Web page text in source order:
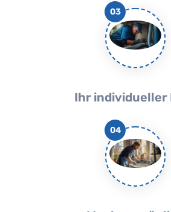
03
Ihr individueller
04